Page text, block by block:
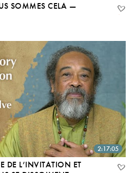
SOMMES CELA —
2:17:05
DE L’INVITATION ET